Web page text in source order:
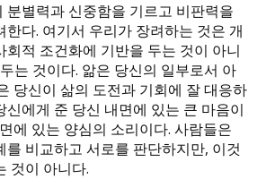
분별력과 신중함을 기르고 비판력을
한다. 여기서 우리가 장려하는 것은 개
회적 조건화에 기반을 두는 것이 아니
는 것이다. 앎은 당신의 일부로서 아
당신이 삶의 도전과 기회에 잘 대응하
신에게 준 당신 내면에 있는 큰 마음이
에 있는 양심의 소리이다. 사람들은
를 비교하고 서로를 판단하지만, 이것
것이 아니다.